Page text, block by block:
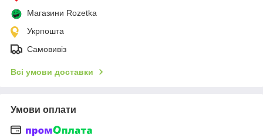
Магазини Rozetka
Укрпошта
Самовивіз
Всі умови доставки
Умови оплати